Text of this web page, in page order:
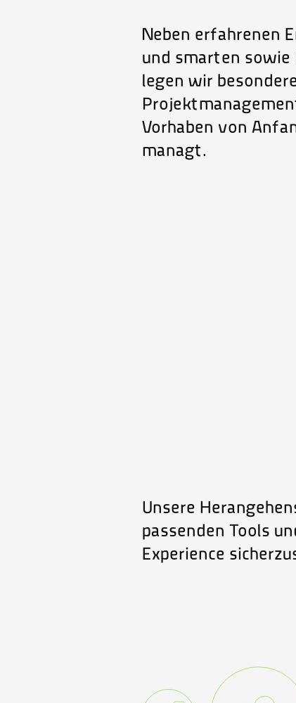
Neben erfahrenen
und smarten sowie
legen wir
Vorhaben von
managt.
Unsere
passenden Tools
Experience